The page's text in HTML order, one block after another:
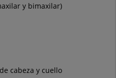
y bimaxilar)
cabeza y cuello